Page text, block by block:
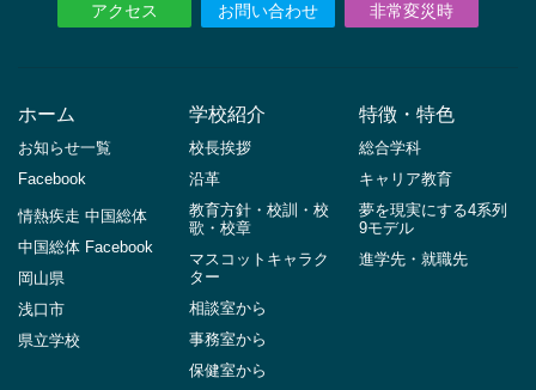
アクセス お問い合わせ 非常変災時
ホーム
お知らせ一覧
Facebook
情熱疾走 中国総体
中国総体 Facebook
岡山県
浅口市
県立学校
学校紹介
校長挨拶
沿革
教育方針・校訓・校
歌・校章
マスコットキャラク
ター
相談室から
事務室から
保健室から
特徴・特色
総合学科
キャリア教育
夢を現実にする4系列
9モデル
進学先・就職先